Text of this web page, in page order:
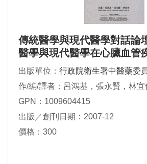
傳統醫學與現代醫學對話論
醫學與現代醫學在心臟血管
話
出版單位： 行政院衛生署中醫藥委
作/編/譯者：呂鴻基，張永賢，林宜
GPN：1009604415
出版／創刊日期：2007-12
價格：300